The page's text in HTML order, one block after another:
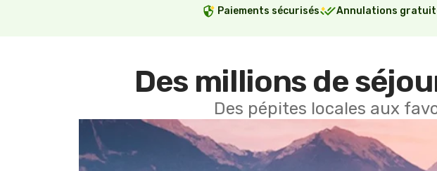
Paiements sécurisés Annulations
Des millions de
Des pépites locales aux